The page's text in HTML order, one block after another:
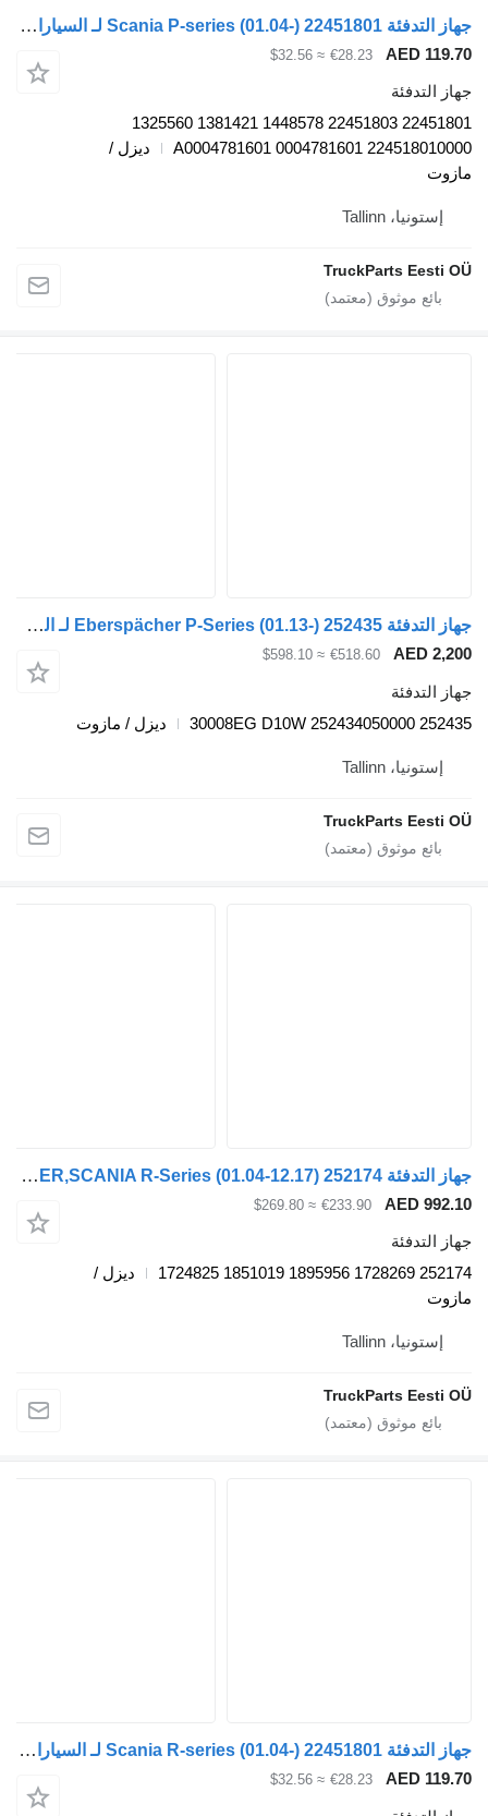
جهاز التدفئة Scania P-series (01.04-) 22451801 لـ السيارات القاطرة Scania P,G,R,T-series (2004-2017)
€28.23
≈ $32.56
22451801 22451803 1448578 1381421 1325560
224518010000
ديزل /
TruckParts
جهاز التدفئة Eberspächer P-Series (01.13-) 252435 لـ السيارات القاطرة Scania P,G,R,T-series (2004-2017)
€518.60
≈ $598.10
ديزل / مازوت
TruckParts
جهاز التدفئة AIRTRONIC,EBERSPÄCHER,SCANIA R-Series (01.04-12.17) 252174 لـ السيارات القاطرة Scania P,G,R,T-series (2004-2017)
€233.90
≈ $269.80
ديزل /
TruckParts
جهاز التدفئة Scania R-series (01.04-) 22451801 لـ السيارات القاطرة Scania P,G,R,T-series (2004-2017)
€28.23
≈ $32.56